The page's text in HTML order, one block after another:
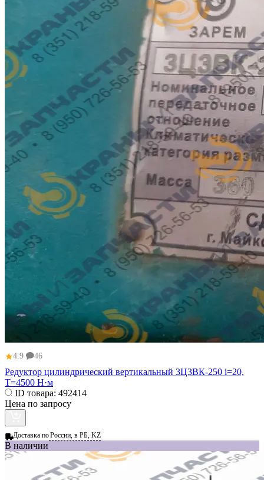
★4.9 46
Редуктор цилиндрический вертикальный 3Ц3ВК-250 i=20,
T=4500 Н·м
ID товара: 492414
Цена по запросу
Доставка поРоссии, в РБ, KZ
В наличии